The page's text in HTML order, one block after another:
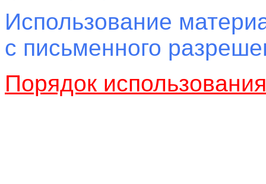
Использование
с письменного
Порядок